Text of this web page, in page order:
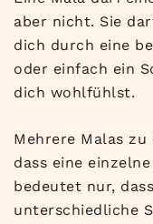
aber nicht. Sie
dich durch eine
oder einfach ein
dich wohlfühlst.
Mehrere Malas
dass eine
bedeutet nur,
unterschiedliche